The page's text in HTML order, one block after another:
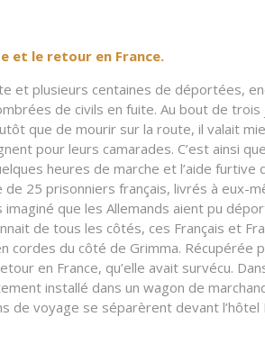
et le retour en France.
et plusieurs centaines de déportées,
de civils en fuite. Au bout de
que de mourir sur la route, il valait
pour leurs camarades. C’est ainsi
heures de marche et l’aide
de 25 prisonniers français, livrés à eux-
imaginé que les Allemands aient pu
de tous les côtés, ces Français et
cordes du côté de Grimma. Récupérée
en France, qu’elle avait survécu.
installé dans un wagon de
de voyage se séparèrent devant l’hôtel